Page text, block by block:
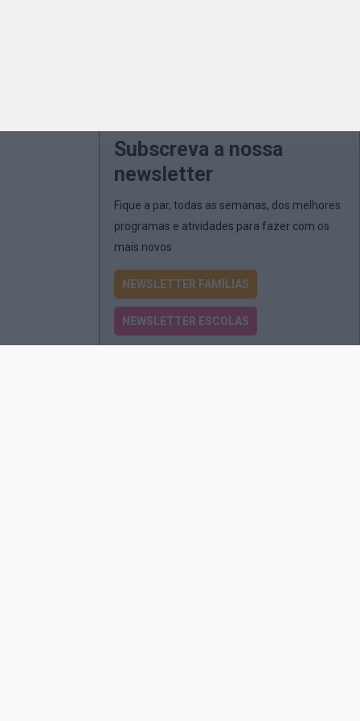
Subscreva a nossa
newsletter
Fique a par, todas as semanas, dos melhores
programas e atividades para fazer com os
mais novos
NEWSLETTER FAMÍLIAS
NEWSLETTER ESCOLAS